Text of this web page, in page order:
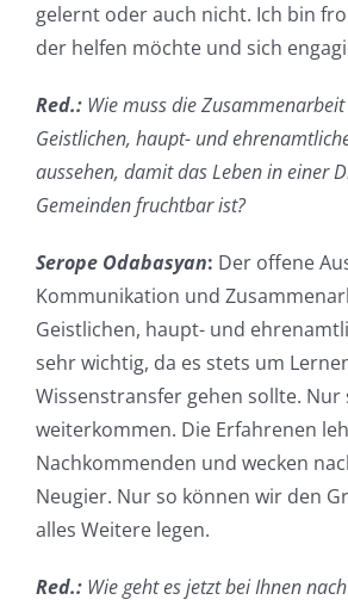
gelernt oder auch nicht. Ich bin
der helfen möchte und sich
Red.: Wie muss die
Geistlichen, haupt- und
aussehen, damit das Leben in einer
Gemeinden fruchtbar ist?
Serope Odabasyan: Der offene
Kommunikation und
Geistlichen, haupt- und
sehr wichtig, da es stets um
Wissenstransfer gehen sollte.
weiterkommen. Die Erfahrenen
Nachkommenden und wecken
Neugier. Nur so können wir den
alles Weitere legen.
Red.: Wie geht es jetzt bei Ihnen